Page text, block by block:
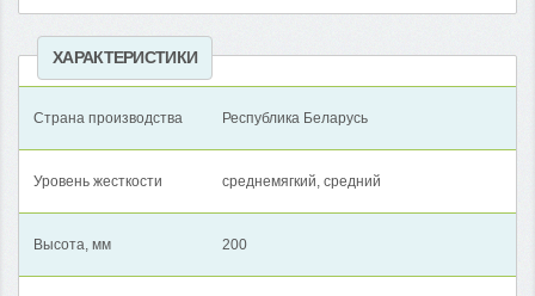
ХАРАКТЕРИСТИКИ
Страна производства Республика Беларусь
Уровень жесткости среднемягкий, средний
Высота, мм 200